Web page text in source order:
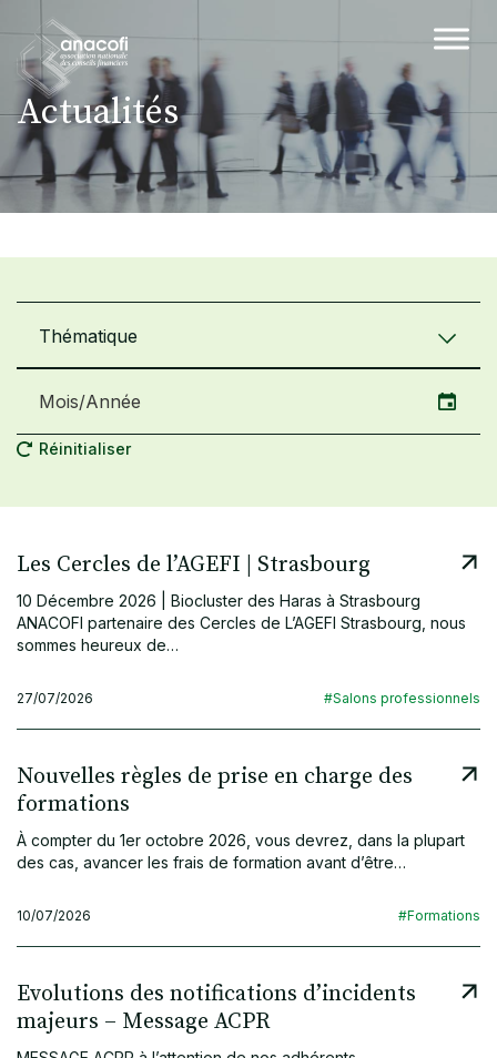
Actualités
Thématique
Réinitialiser
Les Cercles de l’AGEFI | Strasbourg
10 Décembre 2026 | Biocluster des Haras à Strasbourg
ANACOFI partenaire des Cercles de L’AGEFI Strasbourg, nous
sommes heureux de…
27/07/2026 #Salons professionnels
Nouvelles règles de prise en charge des
formations
À compter du 1er octobre 2026, vous devrez, dans la plupart
des cas, avancer les frais de formation avant d’être…
10/07/2026 #Formations
Evolutions des notifications d’incidents
majeurs – Message ACPR